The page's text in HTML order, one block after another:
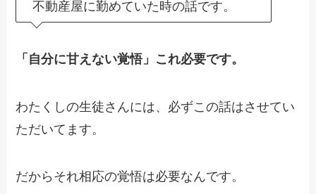
不動産屋に勤めていた時の話です。
「自分に甘えない覚悟」これ必要です。
わたくしの生徒さんには、必ずこの話はさせてい
ただいてます。
だからそれ相応の覚悟は必要なんです。